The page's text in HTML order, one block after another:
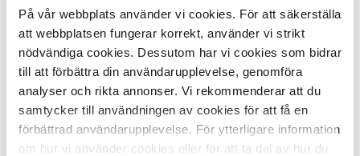
På vår webbplats använder vi cookies. För att säkerställa
att webbplatsen fungerar korrekt, använder vi strikt
nödvändiga cookies. Dessutom har vi cookies som bidrar
till att förbättra din användarupplevelse, genomföra
analyser och rikta annonser. Vi rekommenderar att du
samtycker till användningen av cookies för att få en
förbättrad användarupplevelse. För ytterligare information
om hur vi använder cookies eller för att ta del av hur du
Overflade: Matt
Materiale:
208 DKK 261
TILFØJ TIL KURV
Overflade:Matt
Materiale:
199 DKK
TILFØJ TIL KURV
Dekorativ TopFortisTræ